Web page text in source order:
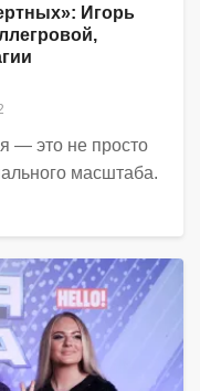
Игорь
— это не просто
масштаба.